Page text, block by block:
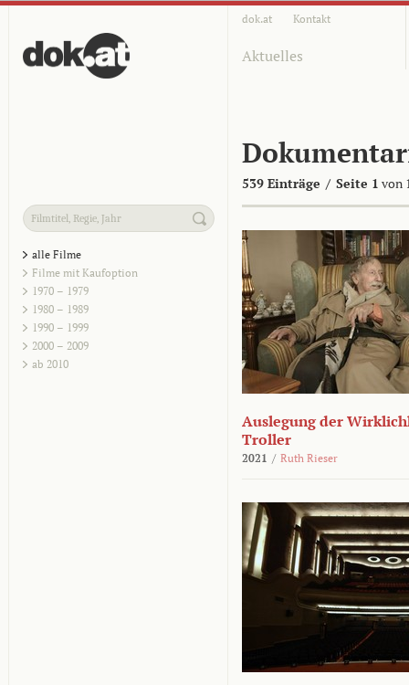
dok.at Kontakt
Aktuelles
539 Einträge / Seite 1 von
alle Filme
Filme mit Kaufoption
1970 – 1979
1980 – 1989
1990 – 1999
2000 – 2009
ab 2010
Auslegung der
Troller
2021 / Ruth Rieser